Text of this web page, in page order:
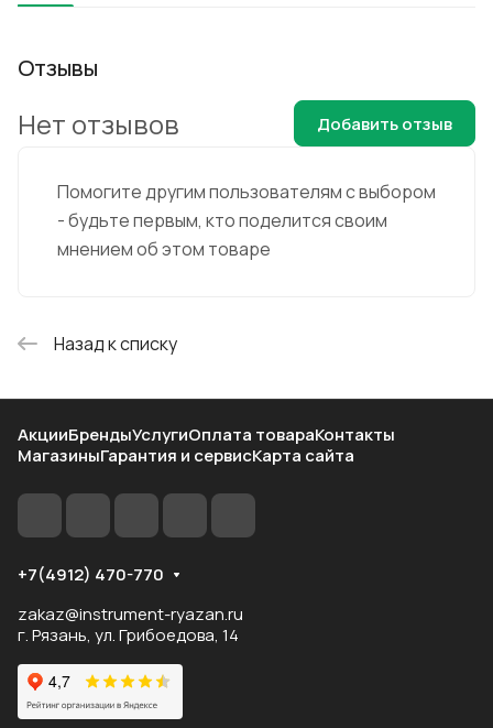
Отзывы
Помогите другим пользователям с выбором
- будьте первым, кто поделится своим
мнением об этом товаре
Нет отзывов Добавить отзыв
Назад к списку
АкцииБрендыУслугиОплата товараКонтакты
МагазиныГарантия и сервисКарта сайта
+7(4912) 470-770
zakaz@instrument-ryazan.ru
г. Рязань, ул. Грибоедова, 14